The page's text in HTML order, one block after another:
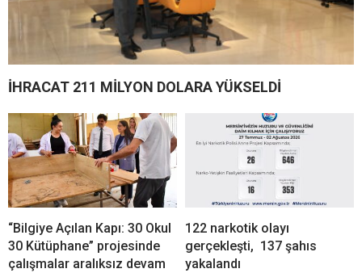
İHRACAT 211 MİLYON DOLARA YÜKSELDİ
“Bilgiye Açılan Kapı: 30 Okul
30 Kütüphane” projesinde
çalışmalar aralıksız devam
122 narkotik olayı
gerçekleşti, 137 şahıs
yakalandı